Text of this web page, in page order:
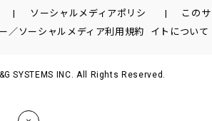
ソーシャルメディアポリシ
ー／ソーシャルメディア利用規約
このサ
イトについて
SYSTEMS INC. All Rights Reserved.